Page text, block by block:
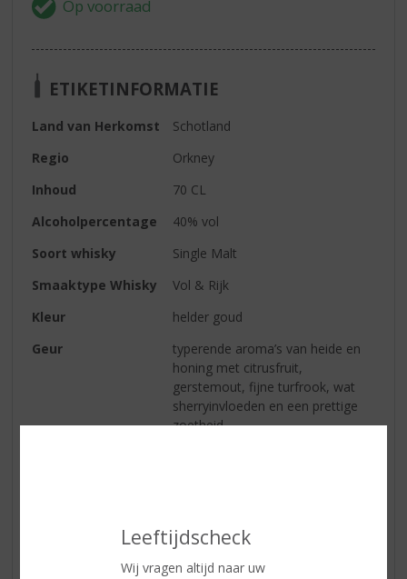
Leeftijdscheck
Wij vragen altijd naar uw
ETIKETINFORMATIE
Land van Herkomst
Schotland
Regio
Orkney
Inhoud
70 CL
Alcoholpercentage
40% vol
Soort whisky
Single Malt
Smaaktype Whisky
Vol & Rijk
Kleur
helder goud
Geur
typerende aroma’s van heide en
honing met citrusfruit,
gerstemout, fijne turfrook, wat
sherryinvloeden en een prettige
zoetheid
specerijen en jasmijnthee
lang met tonen van honing en